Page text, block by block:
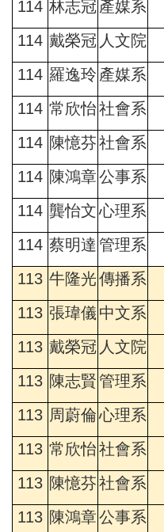
114 林志冠 產媒系
114 戴榮冠 人文院
114 羅逸玲 產媒系
114 常欣怡社會系
114 陳憶芬社會系
114 陳鴻章公事系
114 龔怡文心理系
114 蔡明達 管理系
113 牛隆光傳播系
113 張瑋儀 中文系
113 戴榮冠 人文院
113 陳志賢管理系
113 周蔚倫心理系
113 常欣怡社會系
113 陳憶芬社會系
113 陳鴻章公事系